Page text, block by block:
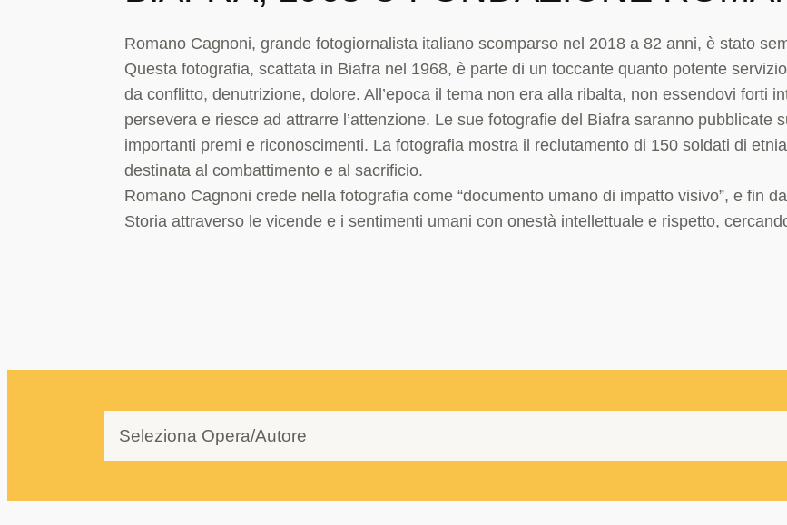
Romano Cagnoni, grande fotogiornalista italiano scomparso nel 2018 a 82 anni, è stato
Questa fotografia, scattata in Biafra nel 1968, è parte di un toccante quanto potente
da conflitto, denutrizione, dolore. All’epoca il tema non era alla ribalta, non essendovi forti
persevera e riesce ad attrarre l’attenzione. Le sue fotografie del Biafra saranno pubblicate
importanti premi e riconoscimenti. La fotografia mostra il reclutamento di 150 soldati di
destinata al combattimento e al sacrificio.
Romano Cagnoni crede nella fotografia come “documento umano di impatto visivo”, e fin
Storia attraverso le vicende e i sentimenti umani con onestà intellettuale e rispetto,